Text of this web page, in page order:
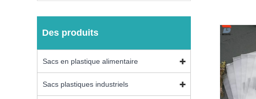
Des produits
Sacs en plastique alimentaire
Sacs plastiques industriels